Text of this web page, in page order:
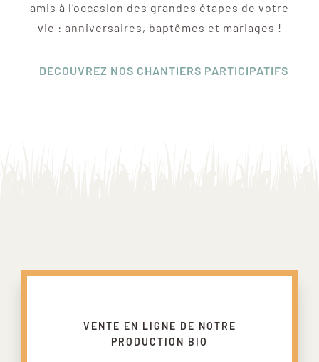
amis à l’occasion des grandes étapes de votre
vie : anniversaires, baptêmes et mariages !
DÉCOUVREZ NOS CHANTIERS PARTICIPATIFS
VENTE EN LIGNE DE NOTRE
PRODUCTION BIO